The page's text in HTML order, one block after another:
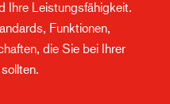
Ihre Leistungsfähigkeit.
Funktionen,
die Sie bei Ihrer